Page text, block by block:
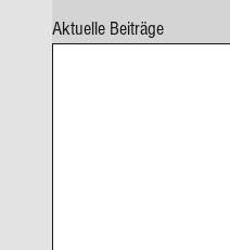
Aktuelle Beiträge